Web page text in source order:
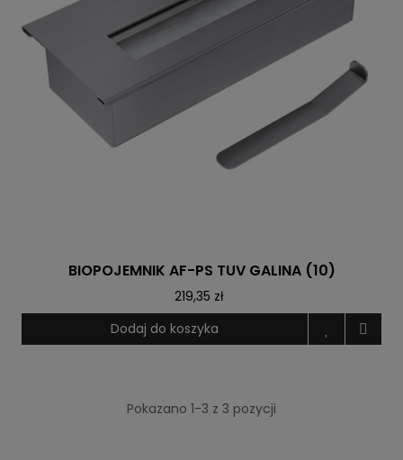
BIOPOJEMNIK AF-PS TUV GALINA (10)
219,35 zł
Dodaj do koszyka
Pokazano 1-3 z 3 pozycji